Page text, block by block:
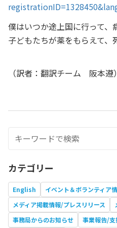
僕はいつか途上国に行って、
子どもたちが薬をもらえて、
（訳者：翻訳チーム 阪本遵）
カテゴリー
English イベント＆ボランティア
メディア掲載情報/プレスリリース
事務局からのお知らせ
事業報告/支